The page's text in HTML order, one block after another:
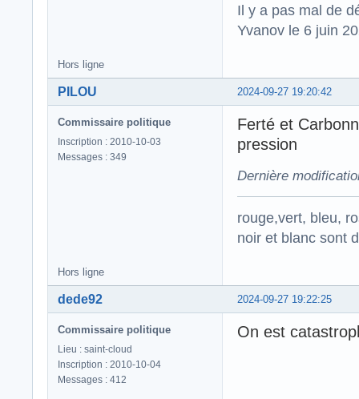
Il y a pas mal de
Yvanov le 6 juin
Hors ligne
2024-09-27 19:20:42
PILOU
Commissaire politique
Inscription : 2010-10-03
Messages : 349
Ferté et
pression
Dernière
rouge,vert, bleu,
noir et blanc sont
Hors ligne
2024-09-27 19:22:25
dede92
Commissaire politique
Lieu : saint-cloud
Inscription : 2010-10-04
Messages : 412
On est